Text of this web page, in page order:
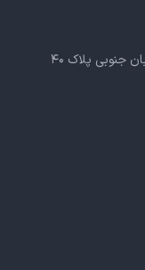
تهران، خیابان کریمخان زند، خیابان آبان جنوبی پلاک ۴۰